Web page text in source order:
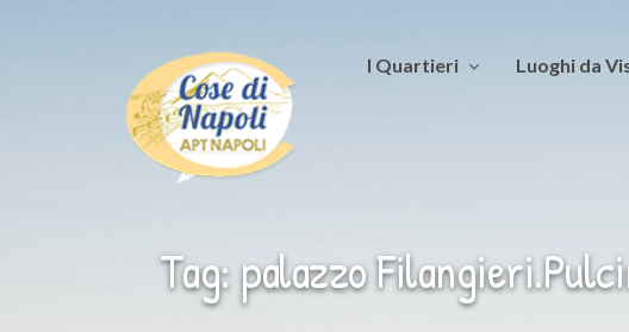
I Quartieri Luoghi da
Tag: palazzo